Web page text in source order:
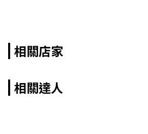
相關店家
相關達人